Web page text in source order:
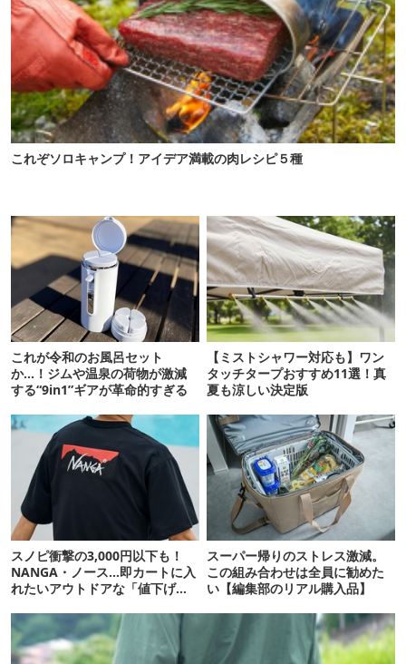
これぞソロキャンプ！アイデア満載の肉レシピ５種
これが令和のお風呂セット
か…！ジムや温泉の荷物が激減
する“9in1”ギアが革命的すぎる
【ミストシャワー対応も】ワン
タッチタープおすすめ11選！真
夏も涼しい決定版
スノピ衝撃の3,000円以下も！
NANGA・ノース…即カートに入
れたいアウトドアな「値下げ夏
スーパー帰りのストレス激減。
この組み合わせは全員に勧めた
い【編集部のリアル購入品】